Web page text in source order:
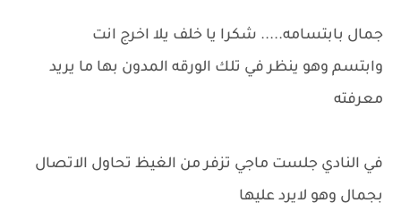
جمال بابتسامه..... شكرا يا خلف يلا اخرج انت
وابتسم وهو ينظر في تلك الورقه المدون بها ما يريد
معرفته
في النادي جلست ماجي تزفر من الغيظ تحاول الاتصال
بجمال وهو لايرد عليها